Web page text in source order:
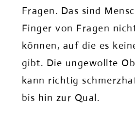
Fragen. Das sind
Finger von Fragen
können, auf die es
gibt. Die ungewollte
kann richtig
bis hin zur Qual.